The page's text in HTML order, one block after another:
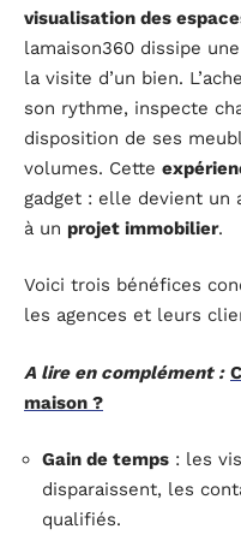
visualisation des
lamaison360 dissipe
la visite d’un bien.
son rythme, inspecte
disposition de ses
volumes. Cette
gadget : elle devient un
à un projet immobilier.
Voici trois bénéfices
les agences et leurs
A lire en complément :
maison ?
Gain de temps : les
disparaissent, les
qualifiés.